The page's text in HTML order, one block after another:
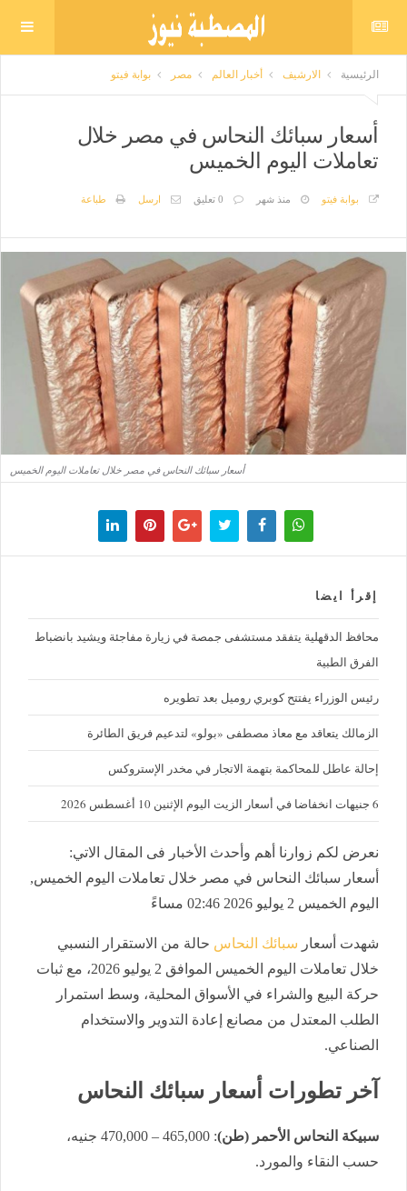
الرئيسية الارشيف أخبار العالم مصر بوابة فيتو
أسعار سبائك النحاس في مصر خلال
تعاملات اليوم الخميس
بوابة فيتو منذ شهر 0 تعليق ارسل طباعة
أسعار سبائك النحاس في مصر خلال تعاملات اليوم الخميس
إقرأ ايضا
محافظ الدقهلية يتفقد مستشفى جمصة في زيارة مفاجئة ويشيد بانضباط
الفرق الطبية
رئيس الوزراء يفتتح كوبري روميل بعد تطويره
الزمالك يتعاقد مع معاذ مصطفى «بولو» لتدعيم فريق الطائرة
إحالة عاطل للمحاكمة بتهمة الاتجار في مخدر الإستروكس
6 جنيهات انخفاضا في أسعار الزيت اليوم الإثنين 10 أغسطس 2026
نعرض لكم زوارنا أهم وأحدث الأخبار فى المقال الاتي:
أسعار سبائك النحاس في مصر خلال تعاملات اليوم الخميس,
اليوم الخميس 2 يوليو 2026 02:46 مساءً
شهدت أسعار سبائك النحاس حالة من الاستقرار النسبي
خلال تعاملات اليوم الخميس الموافق 2 يوليو 2026، مع
ثبات
حركة البيع والشراء في الأسواق المحلية، وسط استمرار
الطلب المعتدل من مصانع إعادة التدوير والاستخدام
الصناعي.
آخر تطورات أسعار سبائك النحاس
سبيكة النحاس الأحمر (طن)
: 465,000 – 470,000 جنيه،
حسب النقاء والمورد.